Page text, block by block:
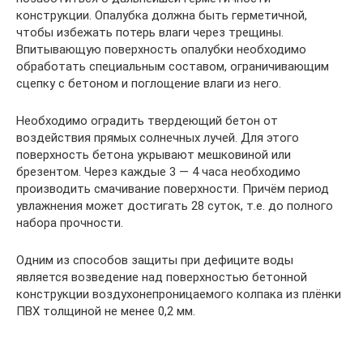
конструкции. Опалубка должна быть герметичной,
чтобы избежать потерь влаги через трещины.
Впитывающую поверхность опалубки необходимо
обработать специальным составом, ограничивающим
сцепку с бетоном и поглощение влаги из него.
Необходимо оградить твердеющий бетон от
воздействия прямых солнечных лучей. Для этого
поверхность бетона укрывают мешковиной или
брезентом. Через каждые 3 — 4 часа необходимо
производить смачивание поверхности. Причём период
увлажнения может достигать 28 суток, т.е. до полного
набора прочности.
Одним из способов защиты при дефиците воды
является возведение над поверхностью бетонной
конструкции воздухонепроницаемого колпака из плёнки
ПВХ толщиной не менее 0,2 мм.